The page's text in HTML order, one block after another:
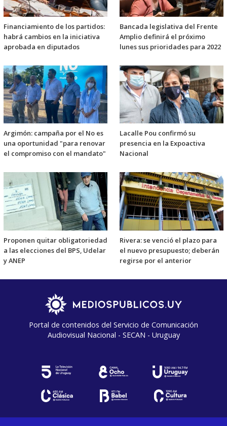
Financiamiento de los partidos:
habrá cambios en la iniciativa
aprobada en diputados
Bancada legislativa del Frente
Amplio definirá el próximo
lunes sus prioridades para 2022
Argimón: campaña por el No es
una oportunidad "para renovar
el compromiso con el mandato"
Lacalle Pou confirmó su
presencia en la Expoactiva
Nacional
Proponen quitar obligatoriedad
a las elecciones del BPS, Udelar
y ANEP
Rivera: se venció el plazo para
el nuevo presupuesto; deberán
regirse por el anterior
Portal de contenidos del Servicio de Comunicación
Audiovisual Nacional - SECAN - Uruguay